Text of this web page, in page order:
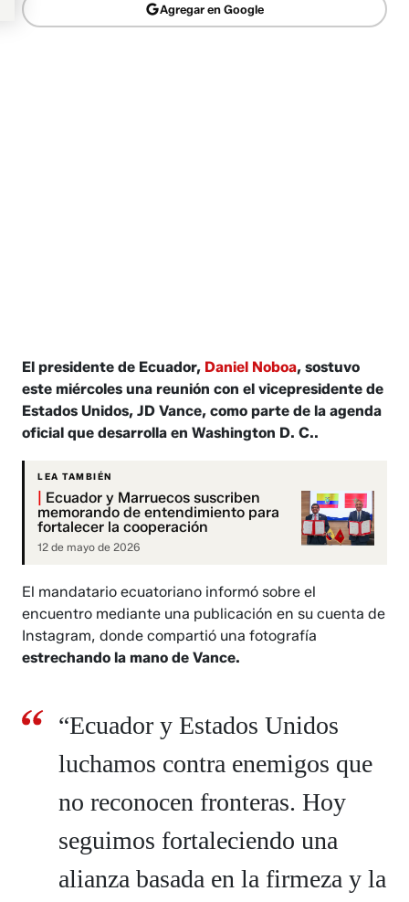
Agregar en Google
El presidente de Ecuador, Daniel Noboa, sostuvo
este miércoles una reunión con el vicepresidente de
Estados Unidos, JD Vance, como parte de la agenda
oficial que desarrolla en Washington D. C..
LEA TAMBIÉN
Ecuador y Marruecos suscriben
memorando de entendimiento para
fortalecer la cooperación
12 de mayo de 2026
El mandatario ecuatoriano informó sobre el
encuentro mediante una publicación en su cuenta de
Instagram, donde compartió una fotografía
estrechando la mano de Vance.
“Ecuador y Estados Unidos
luchamos contra enemigos que
no reconocen fronteras. Hoy
seguimos fortaleciendo una
alianza basada en la firmeza y la